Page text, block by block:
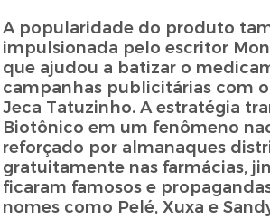
A popularidade do produto
impulsionada pelo escritor
que ajudou a batizar o
campanhas publicitárias com
Jeca Tatuzinho. A estratégia
Biotônico em um fenômeno
reforçado por almanaques
gratuitamente nas farmácias,
ficaram famosos e
nomes como Pelé, Xuxa e